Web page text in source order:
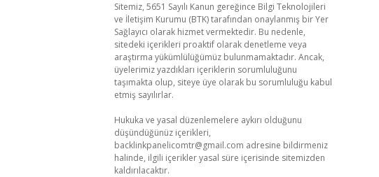
Sitemiz, 5651 Sayılı Kanun gereğince Bilgi Teknolojileri
ve İletişim Kurumu (BTK) tarafından onaylanmış bir Yer
Sağlayıcı olarak hizmet vermektedir. Bu nedenle,
sitedeki içerikleri proaktif olarak denetleme veya
araştırma yükümlülüğümüz bulunmamaktadır. Ancak,
üyelerimiz yazdıkları içeriklerin sorumluluğunu
taşımakta olup, siteye üye olarak bu sorumluluğu kabul
etmiş sayılırlar.
Hukuka ve yasal düzenlemelere aykırı olduğunu
düşündüğünüz içerikleri,
backlinkpanelicomtr@gmail.com adresine bildirmeniz
halinde, ilgili içerikler yasal süre içerisinde sitemizden
kaldırılacaktır.